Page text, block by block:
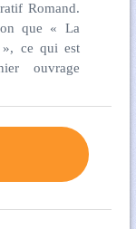
Romand.
que « La
», ce qui est
ouvrage